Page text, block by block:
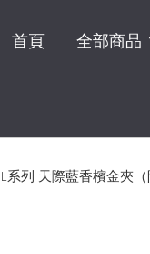
首頁 全部商品
系列 天際藍香檳金夾